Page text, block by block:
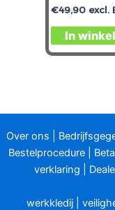
€49,90 excl.
In
Over ons
Bestelprocedure|
verklaring
werkkledij